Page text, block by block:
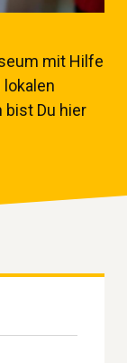
mit Hilfe
bist Du hier